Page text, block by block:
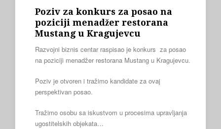
Poziv za konkurs za posao na
poziciji menadžer restorana
Mustang u Kragujevcu
Razvojni biznis centar raspisao je konkurs za posao
na poziciji menadžer restorana Mustang u Kragujevcu.
Poziv je otvoren i tražimo kandidate za ovaj
perspektivan posao.
Tražimo osobu sa iskustvom u procesima upravljanja
ugostitelskih objekata…